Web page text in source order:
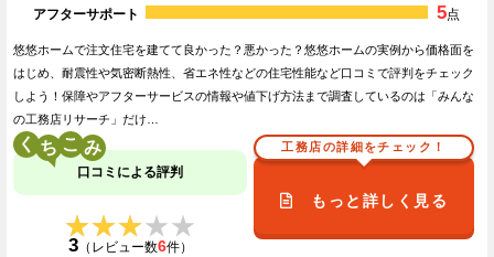
アフターサポート
5点
悠悠ホームで注文住宅を建てて良かった？悪かった？悠悠ホームの実例から価格面を
はじめ、耐震性や気密断熱性、省エネ性などの住宅性能など口コミで評判をチェック
しよう！保障やアフターサービスの情報や値下げ方法まで調査しているのは「みんな
の工務店リサーチ」だけ…
く こ
口コミによる評判
★★★★★
★★★★★
3（レビュー数6件）
工務店の詳細をチェック！
もっと詳しく見る